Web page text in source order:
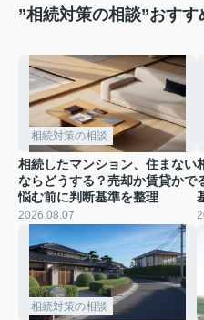
”相続対策の相談”おすす
相続対策の相談
相続したマンション、住まない
ならどうする？売却か賃貸かで
悩む前に判断基準を整理
2026.08.07
相続対策の相談